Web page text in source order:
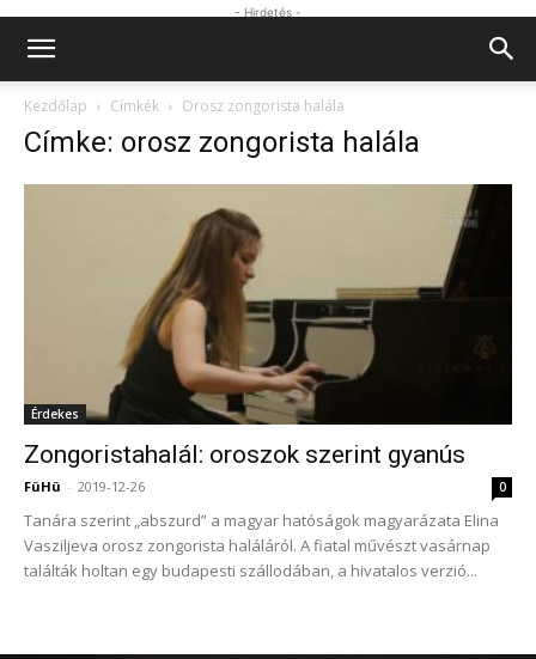
- Hirdetés -
Kezdőlap Címkék Orosz zongorista halála
Címke: orosz zongorista halála
Érdekes
Zongoristahalál: oroszok szerint gyanús
FüHü - 2019-12-26 0
Tanára szerint „abszurd” a magyar hatóságok magyarázata Elina
Vasziljeva orosz zongorista haláláról. A fiatal művészt vasárnap
találták holtan egy budapesti szállodában, a hivatalos verzió...